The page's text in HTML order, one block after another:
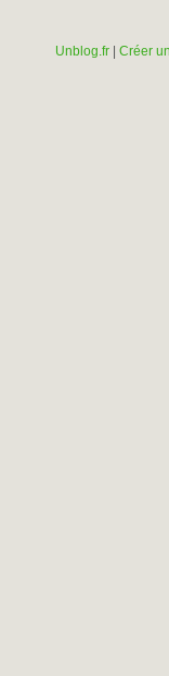
Unblog.fr| Créer